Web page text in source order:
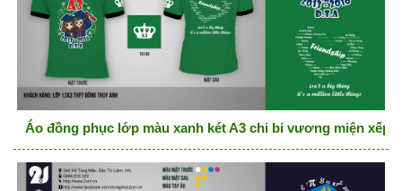
Áo đồng phục lớp màu xanh két A3 chi bi vương miện xếp